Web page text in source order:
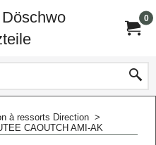
0
à ressorts Direction >
CAOUTCH AMI-AK